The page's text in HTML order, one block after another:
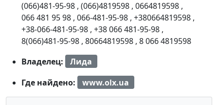
(066)481-95-98 , (066)4819598 , 0664819598 ,
066 481 95 98 , 066-481-95-98 , +380664819598 ,
+38-066-481-95-98 , +38 066 481-95-98 ,
8(066)481-95-98 , 80664819598 , 8 066 4819598
Владелец:
Лида
Где найдено:
www.olx.ua